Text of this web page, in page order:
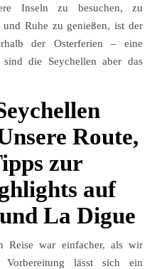
Inseln zu besuchen, zu
Ruhe zu genießen, ist der
der Osterferien – eine
die Seychellen aber das
Route,
zur
auf
La Digue
Reise war einfacher, als wir
lässt sich ein